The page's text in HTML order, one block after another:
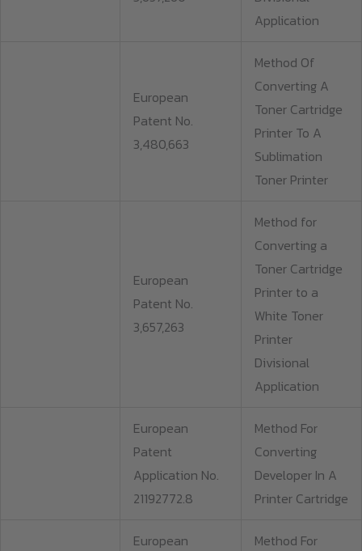
Application
European
Patent No.
3,480,663
Method Of
Converting A
Toner Cartridge
Printer To A
Sublimation
Toner Printer
European
Patent No.
3,657,263
Method for
Converting a
Toner Cartridge
Printer to a
White Toner
Printer
Divisional
Application
European
Patent
Application No.
21192772.8
Method For
Converting
Developer In A
Printer Cartridge
European
Method For